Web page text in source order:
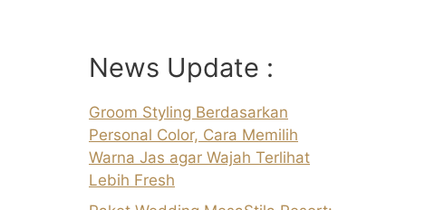
News Update :
Groom Styling Berdasarkan
Personal Color, Cara Memilih
Warna Jas agar Wajah Terlihat
Lebih Fresh